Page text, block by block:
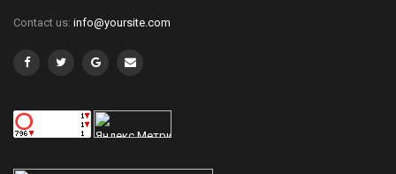
Contact us: info@yoursite.com